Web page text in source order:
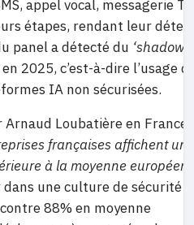
appel vocal, messagerie
étapes, rendant leur
panel a détecté du ‘shadow
2025, c’est-à-dire l’usage
IA non sécurisées.
Arnaud Loubatière en France
françaises affichent une
à la moyenne
une culture de sécurité
88% en moyenne